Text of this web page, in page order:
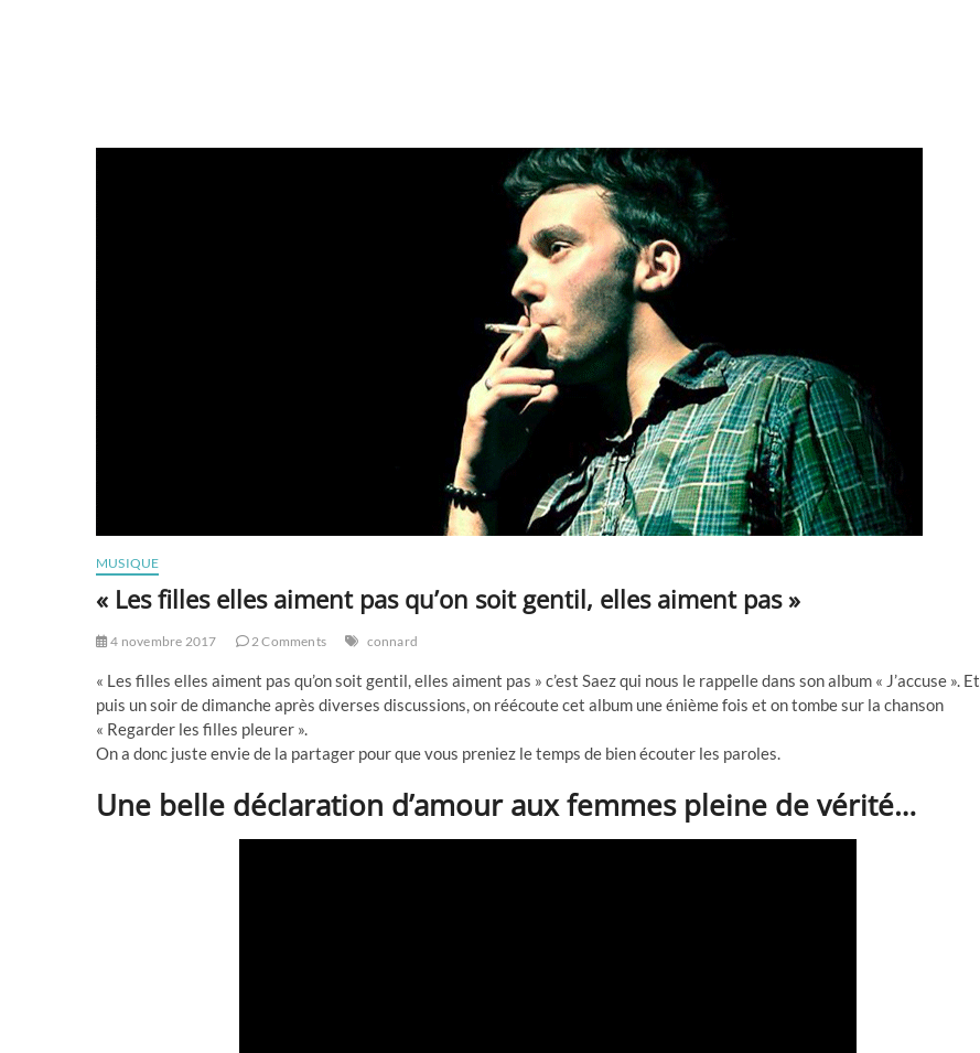
MUSIQUE
« Les filles elles aiment pas qu’on soit gentil, elles aiment pas »
4 novembre 2017 2 Comments connard
« Les filles elles aiment pas qu’on soit gentil, elles aiment pas » c’est Saez qui nous le rappelle dans son album « J’accuse ». Et
puis un soir de dimanche après diverses discussions, on réécoute cet album une énième fois et on tombe sur la chanson
« Regarder les filles pleurer ».
On a donc juste envie de la partager pour que vous preniez le temps de bien écouter les paroles.
Une belle déclaration d’amour aux femmes pleine de vérité…